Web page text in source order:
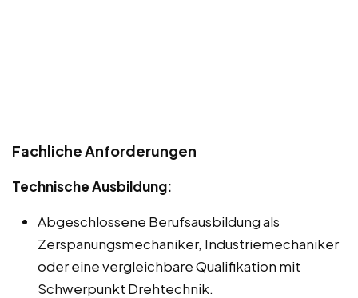
Fachliche Anforderungen
Technische Ausbildung:
Abgeschlossene Berufsausbildung als
Zerspanungsmechaniker, Industriemechaniker
oder eine vergleichbare Qualifikation mit
Schwerpunkt Drehtechnik.